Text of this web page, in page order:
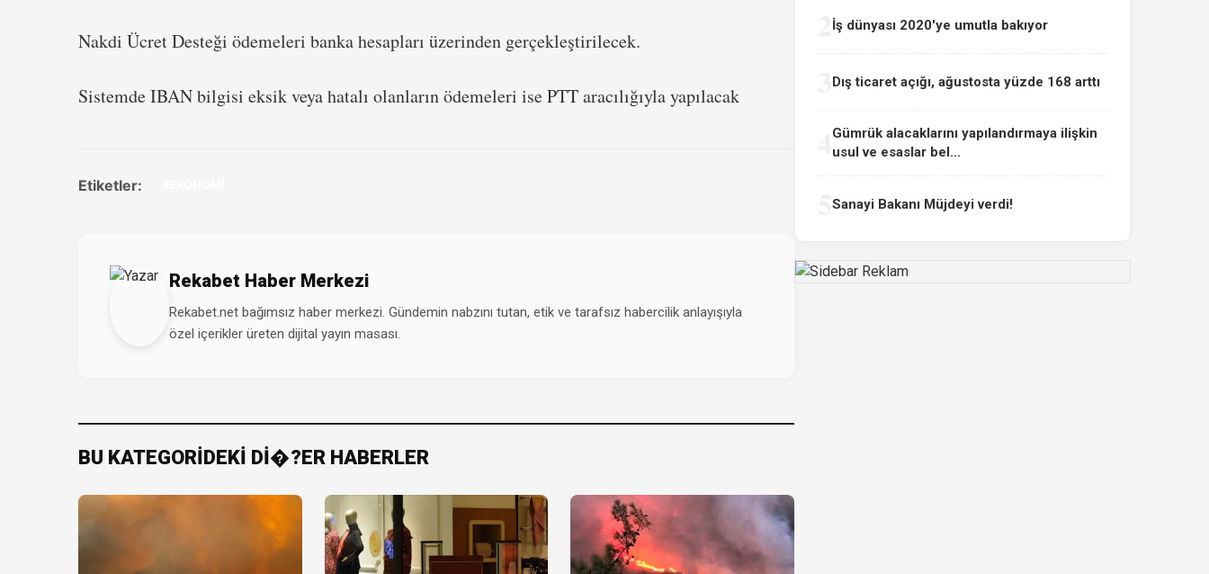
Nakdi Ücret Desteği ödemeleri banka hesapları üzerinden gerçekleştirilecek.
Sistemde IBAN bilgisi eksik veya hatalı olanların ödemeleri ise PTT aracılığıyla yapılacak
Etiketler:
Rekabet Haber Merkezi
Rekabet.net bağımsız haber merkezi. Gündemin nabzını tutan, etik ve tarafsız habercilik anlayışıyla
özel içerikler üreten dijital yayın masası.
BU KATEGORİDEKİ Dİ�?ER HABERLER
İş dünyası 2020'ye umutla bakıyor
Dış ticaret açığı, ağustosta yüzde 168 arttı
Gümrük alacaklarını yapılandırmaya ilişkin
usul ve esaslar bel...
Sanayi Bakanı Müjdeyi verdi!